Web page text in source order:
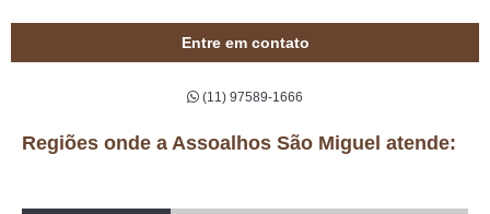
Entre em contato
(11) 97589-1666
Regiões onde a Assoalhos São Miguel atende: